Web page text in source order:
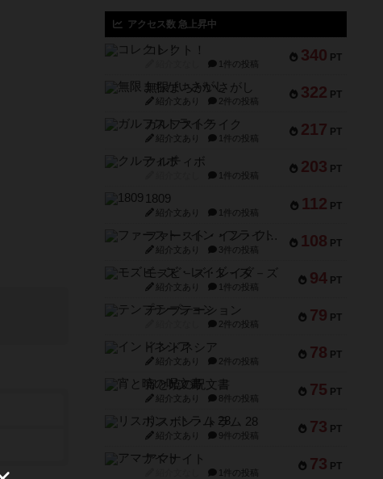
アクセス数 急上昇中
340 PT
コレクト！
1件の投稿
322 PT
無限まちがいさがし
紹介文あり 2件の投稿
217 PT
ガルフストライク
紹介文あり 1件の投稿
203 PT
クルティボ
1件の投稿
112 PT
1809
紹介文あり 1件の投稿
108 PT
ファースト・イン・フライト
紹介文あり 3件の投稿
94 PT
モズビ－ズ・レイダ－ズ
紹介文あり 1件の投稿
79 PT
テンプテーション
2件の投稿
78 PT
インドネシア
紹介文あり 2件の投稿
75 PT
宵と暁の呪文書
紹介文あり 8件の投稿
73 PT
リスボン・トラム 28
紹介文あり 9件の投稿
73 PT
アマナイト
1件の投稿